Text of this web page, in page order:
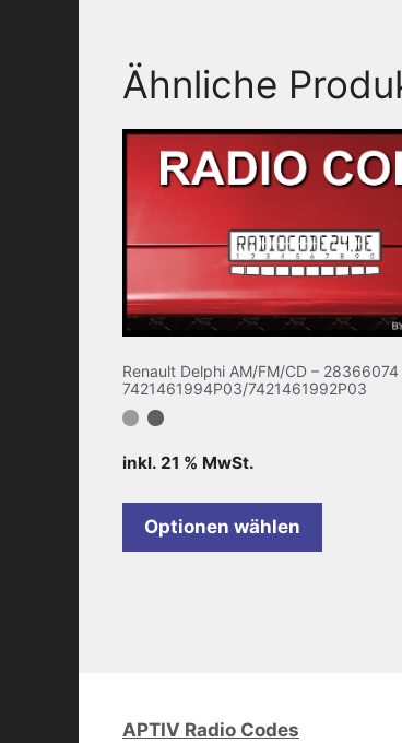
Ähnliche
Renault Delphi AM/FM/CD – 28366074
7421461994P03/7421461992P03
inkl. 21 % MwSt.
Optionen wählen
APTIV Radio Codes